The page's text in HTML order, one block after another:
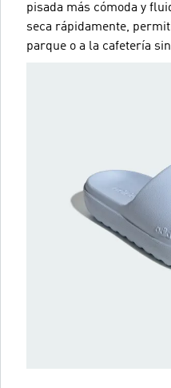
pisada más cómoda y
seca rápidamente,
parque o a la cafetería